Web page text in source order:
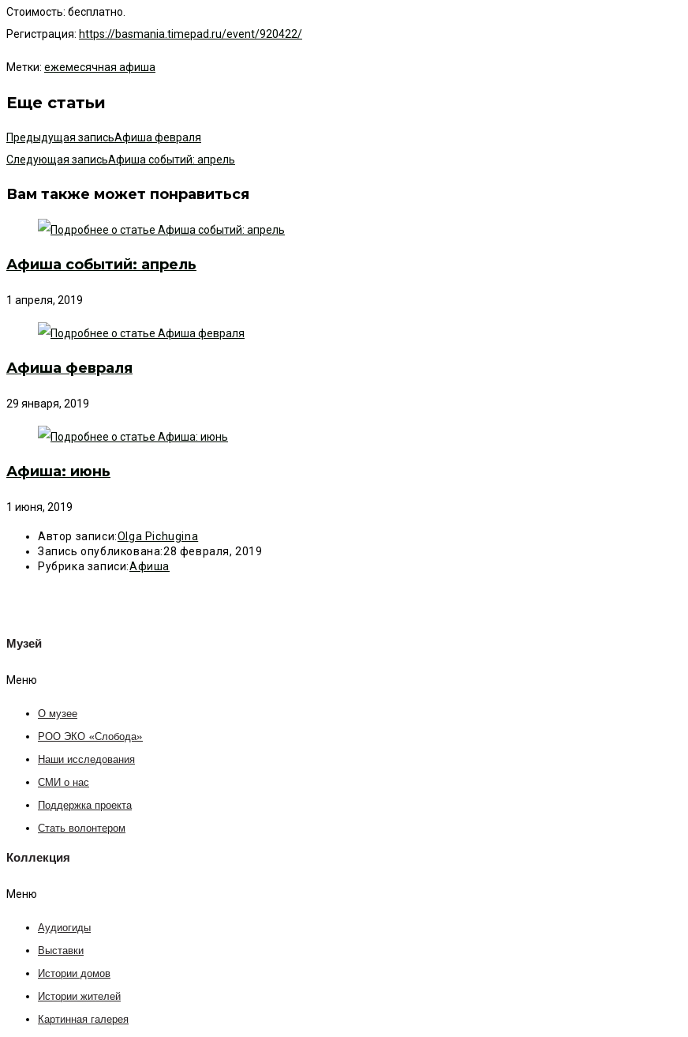
Стоимость: бесплатно.
Регистрация: https://basmania.timepad.ru/event/920422/
Метки: ежемесячная афиша
Еще статьи
Предыдущая записьАфиша февраля
Следующая записьАфиша событий: апрель
Вам также может понравиться
Афиша событий: апрель
1 апреля, 2019
Афиша февраля
29 января, 2019
Афиша: июнь
1 июня, 2019
Автор записи:Olga Pichugina
Запись опубликована:28 февраля, 2019
Рубрика записи:Афиша
Музей
Меню
О музее
РОО ЭКО «Слобода»
Наши исследования
СМИ о нас
Поддержка проекта
Стать волонтером
Коллекция
Меню
Аудиогиды
Выставки
Истории домов
Истории жителей
Картинная галерея